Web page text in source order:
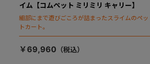
イム【コムペット ミリミリ キャリー】
細部にまで遊びごころが詰まったスライムのペッ
トカート。
￥69,960